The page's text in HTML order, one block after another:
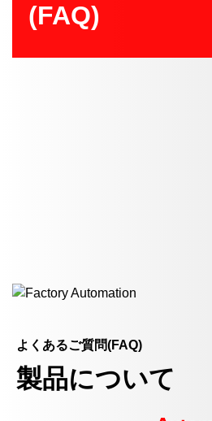
(FAQ)
よくあるご質問(FAQ)
製品について